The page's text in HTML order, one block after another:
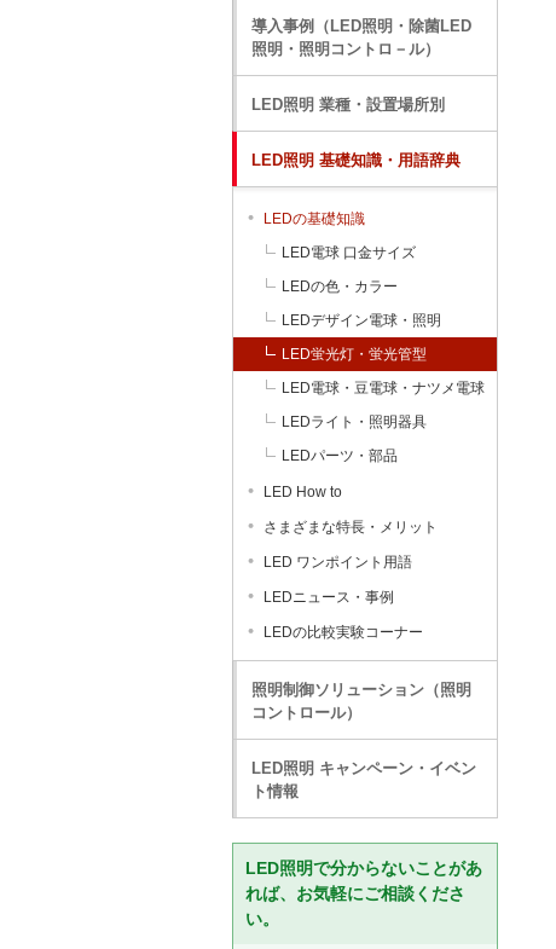
導入事例（LED照明・除菌LED
照明・照明コントロ－ル）
LED照明 業種・設置場所別
LED照明 基礎知識・用語辞典
LEDの基礎知識
LED電球 口金サイズ
LEDの色・カラー
LEDデザイン電球・照明
LED蛍光灯・蛍光管型
LED電球・豆電球・ナツメ電球
LEDライト・照明器具
LEDパーツ・部品
LED How to
さまざまな特長・メリット
LED ワンポイント用語
LEDニュース・事例
LEDの比較実験コーナー
照明制御ソリューション（照明
コントロール）
LED照明 キャンペーン・イベン
ト情報
LED照明で分からないことがあ
れば、お気軽にご相談くださ
い。